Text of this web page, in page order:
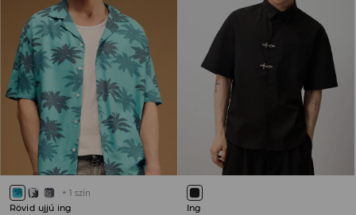
+ 1 szín
Rövid ujjú ing Ing